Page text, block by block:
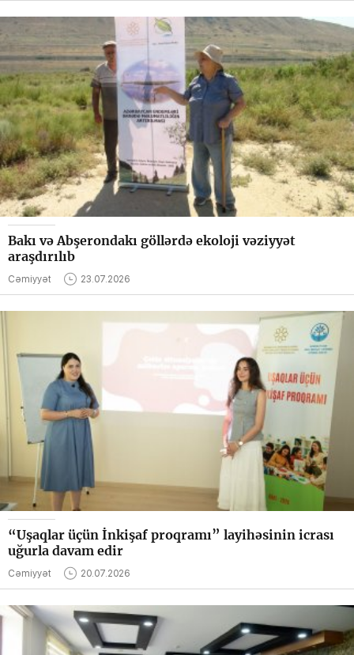
Bakı və Abşerondakı göllərdə ekoloji vəziyyət
araşdırılıb
Cəmiyyət 23.07.2026
“Uşaqlar üçün İnkişaf proqramı” layihəsinin icrası
uğurla davam edir
Cəmiyyət 20.07.2026